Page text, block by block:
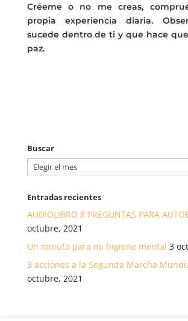
Créeme o no me creas,
propia experiencia diaria.
sucede dentro de ti y que hace
paz.
Buscar
Buscar
Entradas recientes
AUDIOLIBRO 8 PREGUNTAS PARA
octubre, 2021
Un minuto para mi higiene mental 3
3 acciones a la Segunda Marcha
octubre, 2021